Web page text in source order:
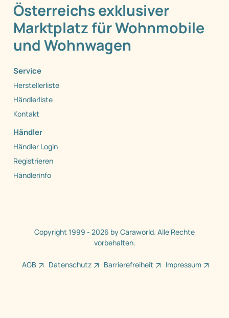
Österreichs exklusiver
Marktplatz für Wohnmobile
und Wohnwagen
Service
Herstellerliste
Händlerliste
Kontakt
Händler
Händler Login
Registrieren
Händlerinfo
Copyright 1999 - 2026 by Caraworld. Alle Rechte
vorbehalten.
AGB Datenschutz Barrierefreiheit Impressum